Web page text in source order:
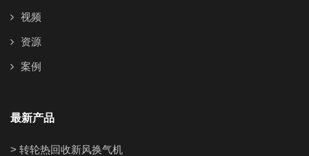
视频
资源
案例
最新产品
> 转轮热回收新风换气机